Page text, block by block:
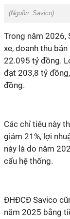
(Nguồn: Savico)
Trong năm 2026,
xe, doanh thu
22.095 tỷ đồng.
đạt 203,8 tỷ
đồng.
Các chỉ tiêu này
giảm 21%, lợi
này là do năm
cấu hệ thống.
ĐHĐCĐ Savico
năm 2025 bằng